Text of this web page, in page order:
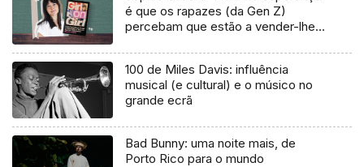
é que os rapazes (da Gen Z)
percebam que estão a vender-lhes
100 de Miles Davis: influência
musical (e cultural) e o músico no
grande ecrã
Bad Bunny: uma noite mais, de
Porto Rico para o mundo